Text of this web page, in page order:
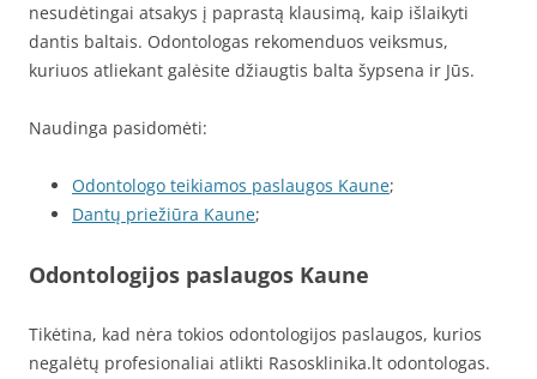
nesudėtingai atsakys į paprastą klausimą, kaip išlaikyti
dantis baltais. Odontologas rekomenduos veiksmus,
kuriuos atliekant galėsite džiaugtis balta šypsena ir Jūs.
Naudinga pasidomėti:
Odontologo teikiamos paslaugos Kaune;
Dantų priežiūra Kaune;
Odontologijos paslaugos Kaune
Tikėtina, kad nėra tokios odontologijos paslaugos, kurios
negalėtų profesionaliai atlikti Rasosklinika.lt odontologas.